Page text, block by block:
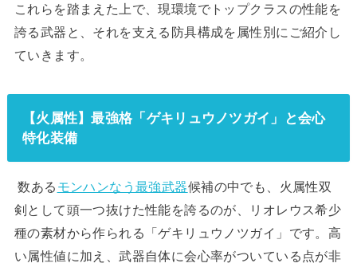
これらを踏まえた上で、現環境でトップクラスの性能を
誇る武器と、それを支える防具構成を属性別にご紹介し
ていきます。
【火属性】最強格「ゲキリュウノツガイ」と会心
特化装備
数ある モンハンなう最強武器候補の中でも、火属性双
剣として頭一つ抜けた性能を誇るのが、リオレウス希少
種の素材から作られる「ゲキリュウノツガイ」です。高
い属性値に加え、武器自体に会心率がついている点が非